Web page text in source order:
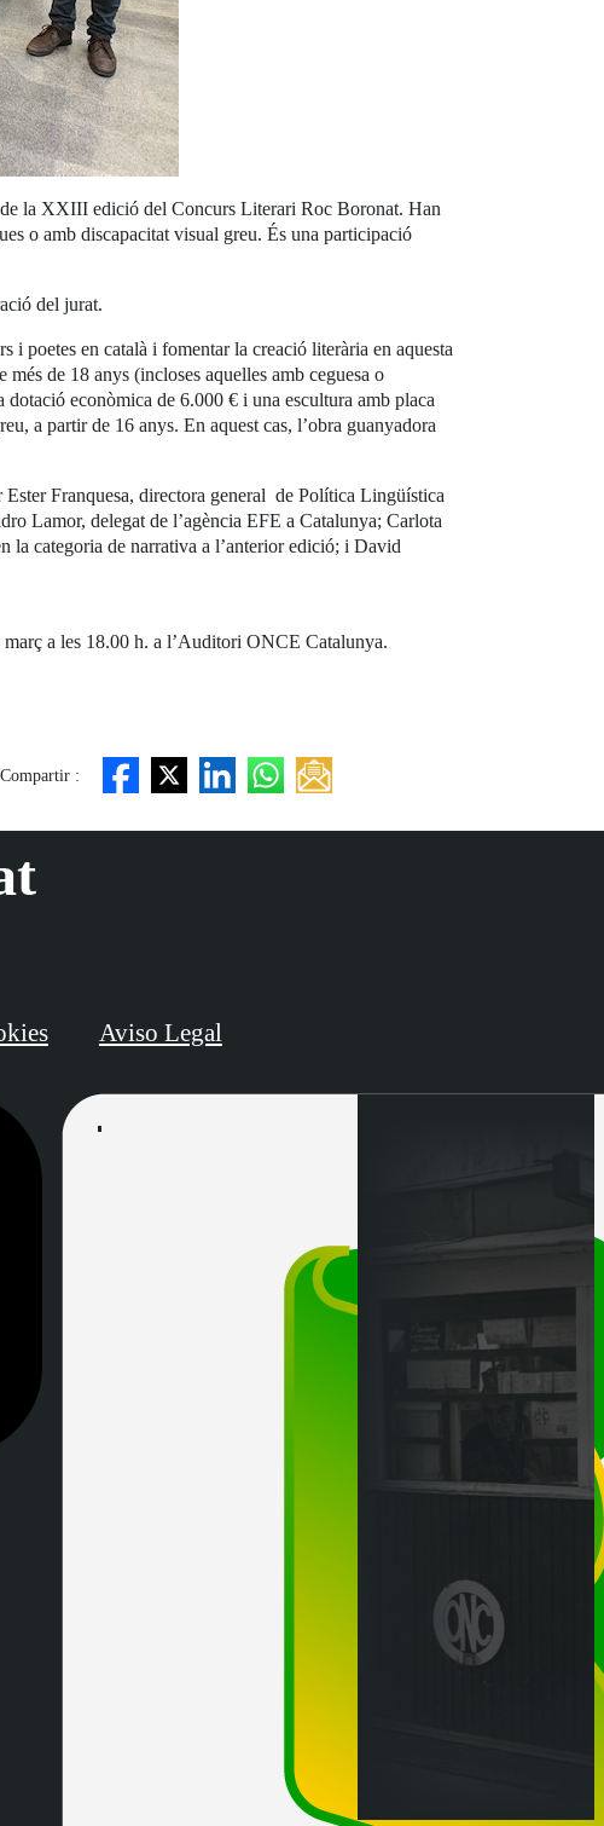
la XXIII edició del Concurs Literari Roc Boronat. Han
o amb discapacitat visual greu. És una participació
del jurat.
i poetes en català i fomentar la creació literària en aquesta
de 18 anys (incloses aquelles amb ceguesa o
econòmica de 6.000 € i una escultura amb placa
a partir de 16 anys. En aquest cas, l’obra guanyadora
Franquesa, directora general de Política Lingüística
Lamor, delegat de l’agència EFE a Catalunya; Carlota
categoria de narrativa a l’anterior edició; i David
a les 18.00 h. a l’Auditori ONCE Catalunya.
Compartir :
Aviso Legal